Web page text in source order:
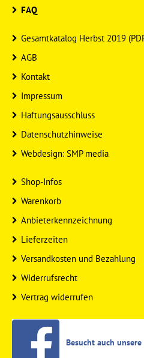
FAQ
Gesamtkatalog Herbst 2019
AGB
Kontakt
Impressum
Haftungsausschluss
Datenschutzhinweise
Webdesign: SMP media
Shop-Infos
Warenkorb
Anbieterkennzeichnung
Lieferzeiten
Versandkosten und Bezahlung
Widerrufsrecht
Vertrag widerrufen
Besucht auch